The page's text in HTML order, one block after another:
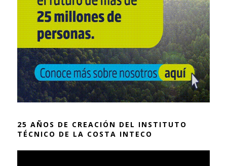
25 AÑOS DE CREACIÓN DEL INSTITUTO
TÉCNICO DE LA COSTA INTECO